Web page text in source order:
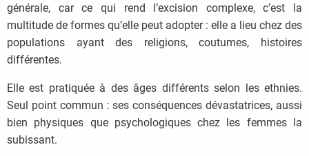
générale, car ce qui rend l’excision complexe, c’est la
multitude de formes qu’elle peut adopter : elle a lieu chez des
populations ayant des religions, coutumes, histoires
différentes.
Elle est pratiquée à des âges différents selon les ethnies.
Seul point commun : ses conséquences dévastatrices, aussi
bien physiques que psychologiques chez les femmes la
subissant.